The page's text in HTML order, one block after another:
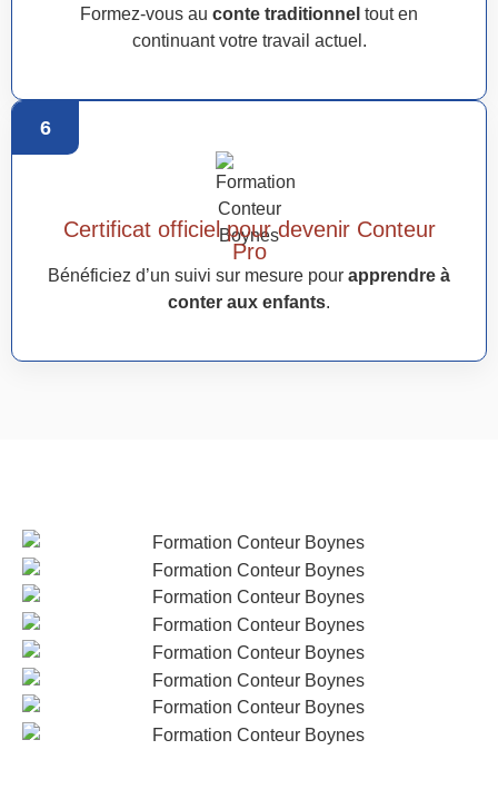
Formez-vous au conte traditionnel tout en
continuant votre travail actuel.
6
Certificat officiel pour devenir Conteur
Pro
Bénéficiez d’un suivi sur mesure pour apprendre à
conter aux enfants.